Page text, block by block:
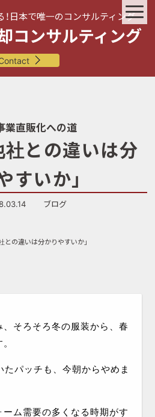
日本で唯一のコンサルティング
コンサルティング
業直販化への道
社との違いは分
すいか」
ブログ
との違いは分かりやすいか」
そろそろ冬の服装から、春
たパッチも、今朝からやめま
ム需要の多くなる時期がす